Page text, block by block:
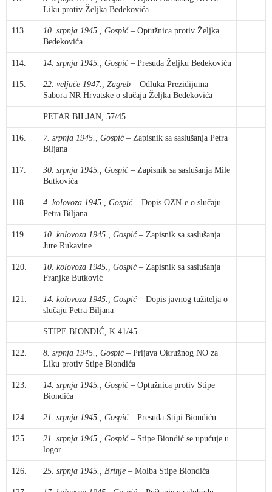
Liku protiv Željka Bedekovića
113. 10. srpnja 1945., Gospić – Optužnica protiv Željka
Bedekovića
114. 14. srpnja 1945., Gospić – Presuda Željku Bedekoviću
115. 22. veljače 1947., Zagreb – Odluka Prezidijuma
Sabora NR Hrvatske o slučaju Željka Bedekovića
PETAR BILJAN, 57/45
116. 7. srpnja 1945., Gospić – Zapisnik sa saslušanja Petra
Biljana
117. 30. srpnja 1945., Gospić – Zapisnik sa saslušanja Mile
Butkovića
118. 4. kolovoza 1945., Gospić – Dopis OZN-e o slučaju
Petra Biljana
119. 10. kolovoza 1945., Gospić – Zapisnik sa saslušanja
Jure Rukavine
120. 10. kolovoza 1945., Gospić – Zapisnik sa saslušanja
Franjke Butković
121. 14. kolovoza 1945., Gospić – Dopis javnog tužitelja o
slučaju Petra Biljana
STIPE BIONDIĆ, K 41/45
122. 8. srpnja 1945., Gospić – Prijava Okružnog NO za
Liku protiv Stipe Biondića
123. 14. srpnja 1945., Gospić – Optužnica protiv Stipe
Biondića
124. 21. srpnja 1945., Gospić – Presuda Stipi Biondiću
125. 21. srpnja 1945., Gospić – Stipe Biondić se upućuje u
logor
126. 25. srpnja 1945., Brinje – Molba Stipe Biondića